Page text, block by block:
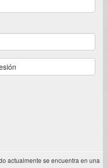
actualmente se encuentra en una